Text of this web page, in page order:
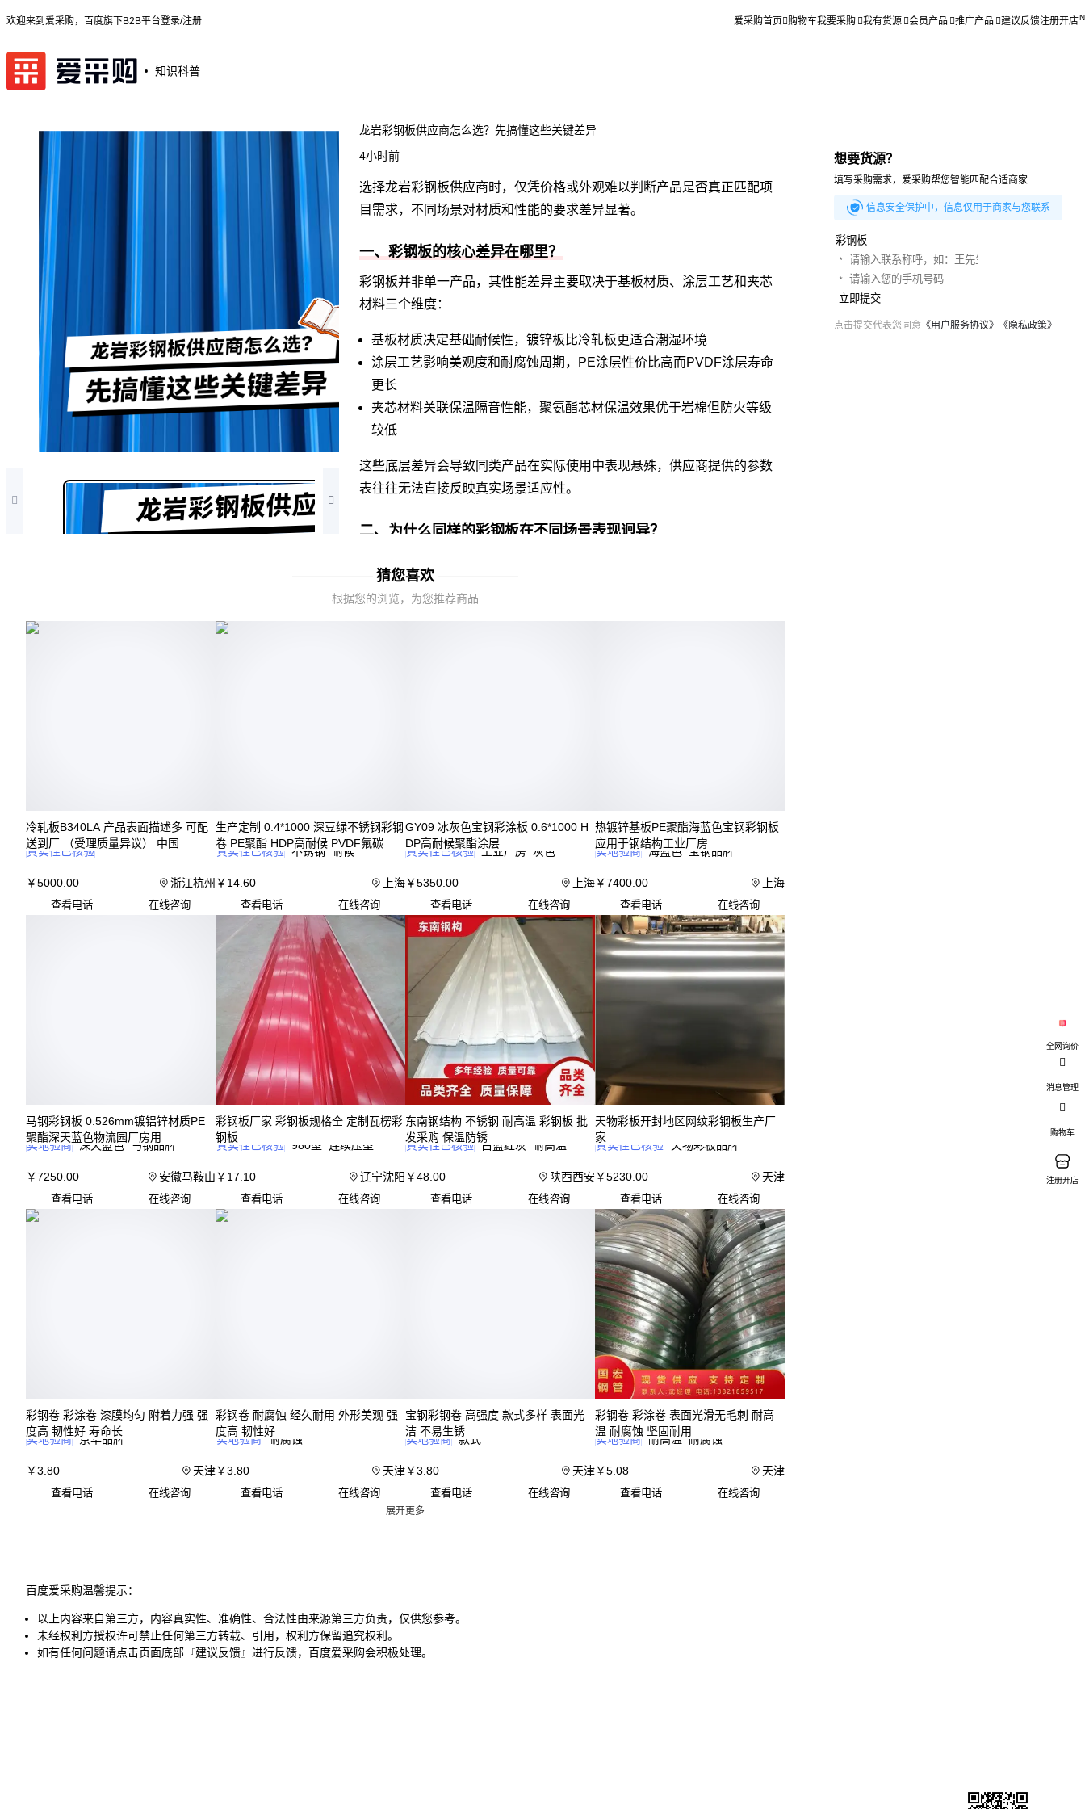
欢迎来到爱采购，百度旗下B2B平台登录/注册 爱采购首页 购物车我要采购 我有货源 会员产品 推广产品 建议反馈注册开店
知识科普
龙岩彩钢板供应商怎么选？先搞懂这些关键差异
4小时前
选择龙岩彩钢板供应商时，仅凭价格或外观难以判断产品是否真正匹配项
目需求，不同场景对材质和性能的要求差异显著。
一、彩钢板的核心差异在哪里？
彩钢板并非单一产品，其性能差异主要取决于基板材质、涂层工艺和夹芯
材料三个维度：
基板材质决定基础耐候性，镀锌板比冷轧板更适合潮湿环境
涂层工艺影响美观度和耐腐蚀周期，PE涂层性价比高而PVDF涂层寿命
更长
夹芯材料关联保温隔音性能，聚氨酯芯材保温效果优于岩棉但防火等级
较低
这些底层差异会导致同类产品在实际使用中表现悬殊，供应商提供的参数
表往往无法直接反映真实场景适应性。
二、为什么同样的彩钢板在不同场景表现迥异？
厂房屋面需要兼顾承重和耐腐蚀，基板厚度和涂层耐候性是关键
出成为首选；而临时设施可能优先考虑轻量化和快速安装，压型彩钢板
夹芯板更为适用。
关键判断逻辑在于：
预算敏感项目：可选用基础款彩涂钢板，但需注意其镀层厚度与涂层工
艺直接影响使用寿命
高腐蚀环境：镀铝锌彩钢板的铝锌合金层能形成更稳定的保护膜，适合
化工厂、沿海地区
防火要求：需确认芯材防火等级，阻燃PVC复合瓦
或岩棉夹芯板是常见
方案
美观需求： 隐钉外墙彩钢板或彩石金属瓦
以仓储建筑为例，既要考虑屋面承重（选择抗压强度更高的镀铝锌彩钢
板），又需关注檩条间距对板材厚度的影响。而畜牧养殖场则需特别关注
耐氨气性能，普通彩钢板易被腐蚀，
耐氨气PVC波浪板
实际选型时建议先明确项目最关键的2-3项需求，再对比供应商提供的材质
证明和检测报告。例如同样标称'镀铝锌'的产品，镀层克重和基板厚度的差
选型决策不能止步于主材，接下来需要同步考虑配套连接件的兼容性——
四、主材之外，这些配套直接影响安装效果
彩钢板安装后常出现接缝渗漏或螺丝松动问题，根源往往在配套选择不
当。密封胶的耐候性不足会导致接缝开裂，而普通自攻螺丝在风压大的区
关键配套需匹配主材特性：
密封胶：优先选彩钢瓦专用密封胶，其弹性模量更适应金属板材的热胀
冷缩
固定件：
角驰型彩钢瓦支架
和防风夹能增强屋面抗风性，比单纯增加螺
丝数量更有效
防风夹，而厚度超过0.5mm的板材建议使用
腐蚀。
猜您喜欢
根据您的浏览，为您推荐商品
￥5000 .00 浙江杭州
冷轧板B340LA 产品表面描述多 可配
送到厂 （受理质量异议） 中国
真实性已核验
查看电话 在线咨询
￥ 14 .60 上海
生产定制 0.4*1000 深豆绿不锈钢彩钢
卷 PE聚酯 HDP高耐候 PVDF氟碳
真实性已核验 不锈钢 耐候
查看电话 在线咨询
￥5350 .00 上海
GY09 冰灰色宝钢彩涂板 0.6*1000 H
DP高耐候聚酯涂层
真实性已核验 工业厂房 灰色
查看电话 在线咨询
￥7400 .00 上海
热镀锌基板PE聚酯海蓝色宝钢彩钢板
应用于钢结构工业厂房
实地验商 海蓝色 宝钢品牌
查看电话 在线咨询
￥7250 .00 安徽马鞍山
马钢彩钢板 0.526mm镀铝锌材质PE
聚酯深天蓝色物流园厂房用
实地验商 深天蓝色 马钢品牌
查看电话 在线咨询
￥ 17 .10 辽宁沈阳
彩钢板厂家 彩钢板规格全 定制瓦楞彩
钢板
真实性已核验 980型 连续压型
查看电话 在线咨询
￥48 .00 陕西西安
东南钢结构 不锈钢 耐高温 彩钢板 批
发采购 保温防锈
真实性已核验 白蓝红灰 耐高温
查看电话 在线咨询
￥5230 .00 天津
天物彩板开封地区网纹彩钢板生产厂
家
真实性已核验 天物彩板品牌
查看电话 在线咨询
￥3 .80 天津
彩钢卷 彩涂卷 漆膜均匀 附着力强 强
度高 韧性好 寿命长
实地验商 京华品牌
查看电话 在线咨询
￥3 .80 天津
彩钢卷 耐腐蚀 经久耐用 外形美观 强
度高 韧性好
实地验商 耐腐蚀
查看电话 在线咨询
￥3 .80 天津
宝钢彩钢卷 高强度 款式多样 表面光
洁 不易生锈
实地验商 款式
查看电话 在线咨询
￥5 .08 天津
彩钢卷 彩涂卷 表面光滑无毛刺 耐高
温 耐腐蚀 坚固耐用
实地验商 耐高温 耐腐蚀
查看电话 在线咨询
展开更多
百度爱采购温馨提示：
以上内容来自第三方，内容真实性、准确性、合法性由来源第三方负责，仅供您参考。
未经权利方授权许可禁止任何第三方转载、引用，权利方保留追究权利。
如有任何问题请点击页面底部『建议反馈』进行反馈，百度爱采购会积极处理。
想要货源？
填写采购需求，爱采购帮您智能匹配合适商家
信息安全保护中，信息仅用于商家与您联系
立即提交
点击提交代表您同意 《用户服务协议》 《隐私政策》
全网询价
消息管理
购物车
注册开店